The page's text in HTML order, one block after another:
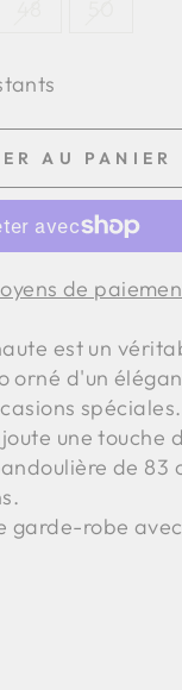
AU PANIER
de
est un
orné d'un
spéciales.
une touche
de
garde-robe